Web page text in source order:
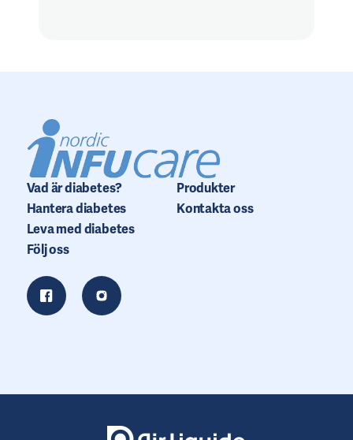
Vad är diabetes?
Hantera diabetes
Leva med diabetes
Produkter
Kontakta oss
Följ oss